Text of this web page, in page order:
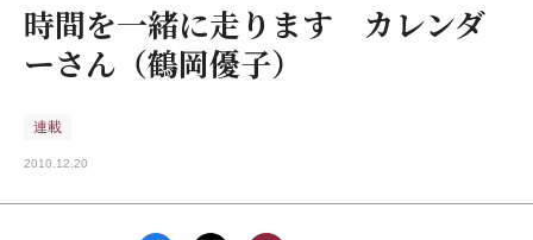
時間を一緒に走ります カレンダ
ーさん（鶴岡優子）
連載
2010.12.20